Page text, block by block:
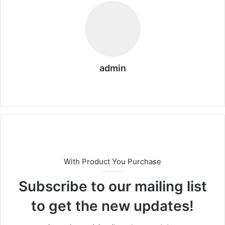
admin
sit
With Product You Purchase
Subscribe to our mailing list
to get the new updates!